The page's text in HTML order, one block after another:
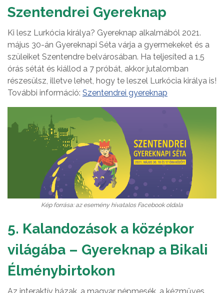
Szentendrei Gyereknap
Ki lesz Lurkócia királya? Gyereknap alkalmából 2021.
május 30-án Gyereknapi Séta várja a gyermekeket és a
szüleiket Szentendre belvárosában. Ha teljesíted a 1,5
órás sétát és kiállod a 7 próbát, akkor jutalomban
részesülsz, illetve lehet, hogy te leszel Lurkócia királya is!
További információ: Szentendrei gyereknap
Kép forrása: az esemény hivatalos Facebook oldala
5. Kalandozások a középkor
világába – Gyereknap a Bikali
Élménybirtokon